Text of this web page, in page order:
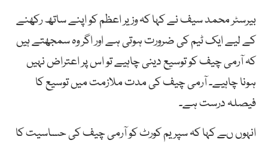
بیرسٹر محمد سیف نے کہا کہ وزیر اعظم کو اپنے ساتھ رکھنے
کے لیے ایک ٹیم کی ضرورت ہوتی ہے اور اگر وہ سمجھتے ہیں
کہ آرمی چیف کو توسیع دینی چاہیے تو اس پر اعتراض نہیں
ہونا چاہیے۔ آرمی چیف کی مدت ملازمت میں توسیع کا
فیصلہ درست ہے۔
انہوں ںے کہا کہ سپریم کورٹ کو آرمی چیف کی حساسیت کا